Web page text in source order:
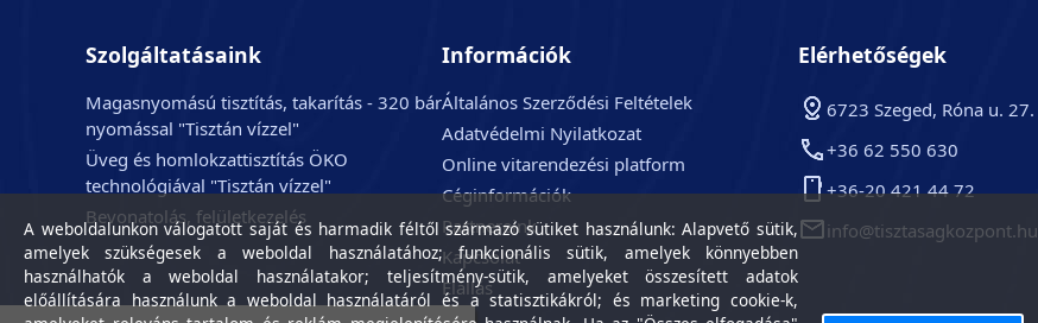
Szolgáltatásaink
Magasnyomású tisztítás, takarítás - 320 bár
nyomással "Tisztán vízzel"
Üveg és homlokzattisztítás ÖKO
technológiával "Tisztán vízzel"
Bevonatolás, felületkezelés
Információk
Általános Szerződési Feltételek
Adatvédelmi Nyilatkozat
Online vitarendezési platform
Céginformációk
Partnereink
Kapcsolat
Elállás
Elérhetőségek
6723 Szeged, Róna u. 27.
+36 62 550 630
+36-20 421 44 72
info@tisztasagkozpont.hu
A weboldalunkon válogatott saját és harmadik féltől származó sütiket használunk: Alapvető sütik,
amelyek szükségesek a weboldal használatához; funkcionális sütik, amelyek könnyebben
használhatók a weboldal használatakor; teljesítmény-sütik, amelyeket összesített adatok
előállítására használunk a weboldal használatáról és a statisztikákról; és marketing cookie-k,